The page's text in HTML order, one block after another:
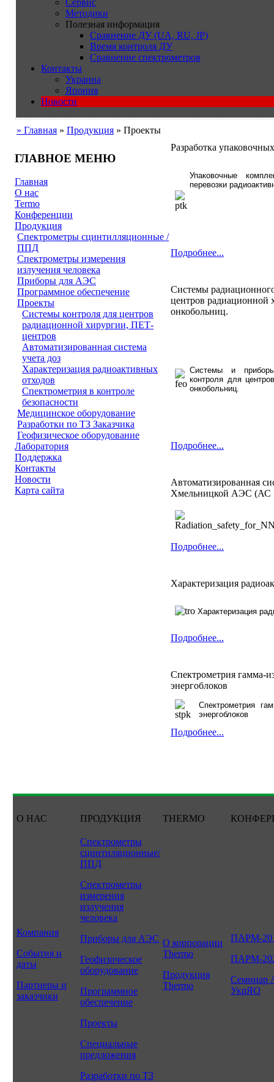
Сервис
Методики
Полезная информация
Сравнение ДУ (UA, RU, JP)
Время контроля ДУ
Сравнение спектрометров
Контакты
Украина
Япония
Новости
» Главная » Продукция » Проeкты
ГЛАВНОЕ МЕНЮ
Главная
О нас
Termo
Конференции
Продукция
Cпектрометры сцинтилляционные /
ППД
Cпектрометры измерения
излучения человека
Приборы для АЭС
Программное обеспечение
Проeкты
Системы контроля для центров
радиационной хирургии, ПЕТ-
центров
Автоматизированная система
учета доз
Характеризация радиоактивных
отходов
Спектрометрия в контроле
безопасности
Медицинское оборудование
Разработки по ТЗ Заказчика
Геофизическое оборудование
Лаборатория
Поддержка
Контакты
Новости
Карта сайта
Разработка
Упаковочные
перевозки
Подробнее...
Системы
центров
онкобольниц.
Системы и приборы
контроля для
онкобольниц.
Подробнее...
Автоматизированная
Хмельницкой АЭС
Подробнее...
Характеризация
Характеризация
Подробнее...
Спектрометрия гамма-
энергоблоков
Спектрометрия
энергоблоков
Подробнее...
О НАС ПРОДУКЦИЯ THERMO
Компания
События и
даты
Партнеры и
заказчики
Спектрометры
сцинтиляционные/
ППД
Спектрометры
измерения
излучения
человека
Приборы для АЭС
Геофизическое
оборудование
Программное
обеспечение
Проекты
Специальные
предложения
Разработки по ТЗ
О корпорации
Thermo
Продукция
Thermo
ПАРМ-
ПАРМ-
Семинар
УкрЯО